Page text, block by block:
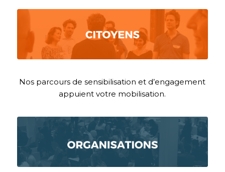
Nos parcours de sensibilisation et d’engagement
appuient votre mobilisation.